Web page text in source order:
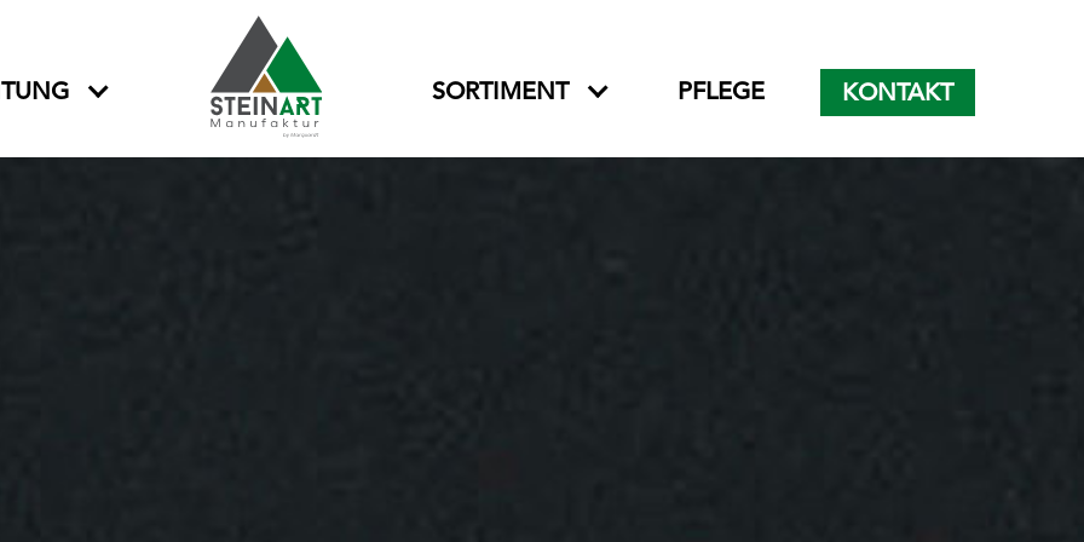
SORTIMENT PFLEGE KONTAKT